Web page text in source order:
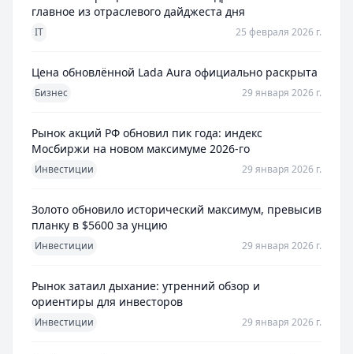
главное из отраслевого дайджеста дня
IT 25 февраля 2026 г.
Цена обновлённой Lada Aura официально раскрыта
Бизнес 29 января 2026 г.
Рынок акций РФ обновил пик года: индекс
Мосбиржи на новом максимуме 2026-го
Инвестиции 29 января 2026 г.
Золото обновило исторический максимум, превысив
планку в $5600 за унцию
Инвестиции 29 января 2026 г.
Рынок затаил дыхание: утренний обзор и
ориентиры для инвесторов
Инвестиции 29 января 2026 г.